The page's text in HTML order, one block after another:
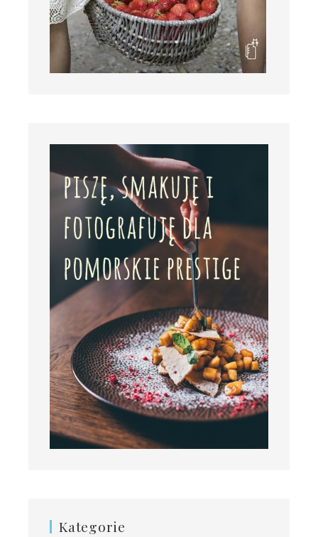
Kategorie